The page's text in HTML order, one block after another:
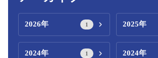
2026年 1 2025年
2024年 1 2024年